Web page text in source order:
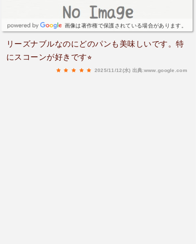
画像は著作権で保護されている場合があります。
リーズナブルなのにどのパンも美味しいです。特
にスコーンが好きです⭐︎
2025/11/12(水) 出典:www.google.com